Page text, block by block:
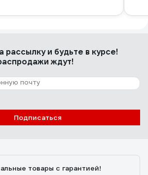
рассылкуи будьте в курсе!
ждут!
Подписаться
товары с гарантией!